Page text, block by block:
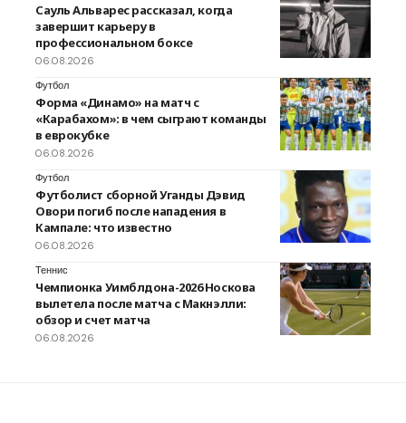
Сауль Альварес рассказал, когда
завершит карьеру в
профессиональном боксе
06.08.2026
Футбол
Форма «Динамо» на матч с
«Карабахом»: в чем сыграют команды
в еврокубке
06.08.2026
Футбол
Футболист сборной Уганды Дэвид
Овори погиб после нападения в
Кампале: что известно
06.08.2026
Теннис
Чемпионка Уимблдона-2026 Носкова
вылетела после матча с Макнэлли:
обзор и счет матча
06.08.2026